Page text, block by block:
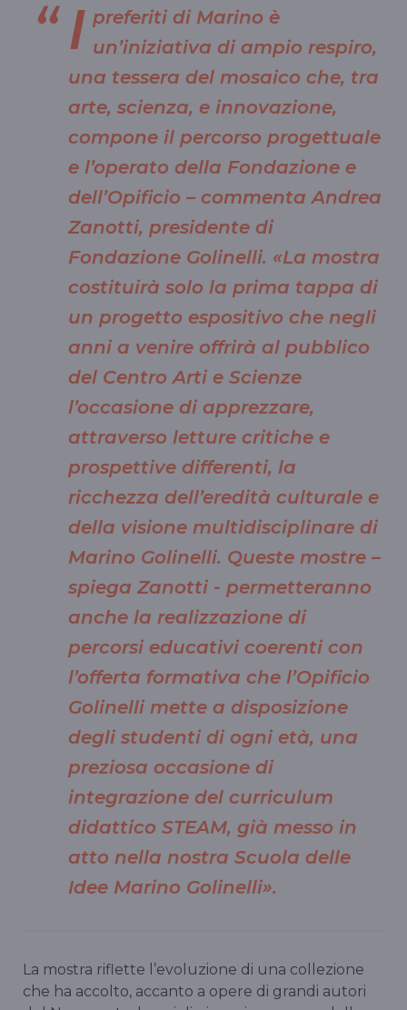
I preferiti di Marino è
un’iniziativa di ampio respiro,
una tessera del mosaico che, tra
arte, scienza, e innovazione,
compone il percorso progettuale
e l’operato della Fondazione e
dell’Opificio – commenta Andrea
Zanotti, presidente di
Fondazione Golinelli. «La mostra
costituirà solo la prima tappa di
un progetto espositivo che negli
anni a venire offrirà al pubblico
del Centro Arti e Scienze
l’occasione di apprezzare,
attraverso letture critiche e
prospettive differenti, la
ricchezza dell’eredità culturale e
della visione multidisciplinare di
Marino Golinelli. Queste mostre –
spiega Zanotti - permetteranno
anche la realizzazione di
percorsi educativi coerenti con
l’offerta formativa che l’Opificio
Golinelli mette a disposizione
degli studenti di ogni età, una
preziosa occasione di
integrazione del curriculum
didattico STEAM, già messo in
atto nella nostra Scuola delle
Idee Marino Golinelli».
La mostra riflette l’evoluzione di una collezione
che ha accolto, accanto a opere di grandi autori